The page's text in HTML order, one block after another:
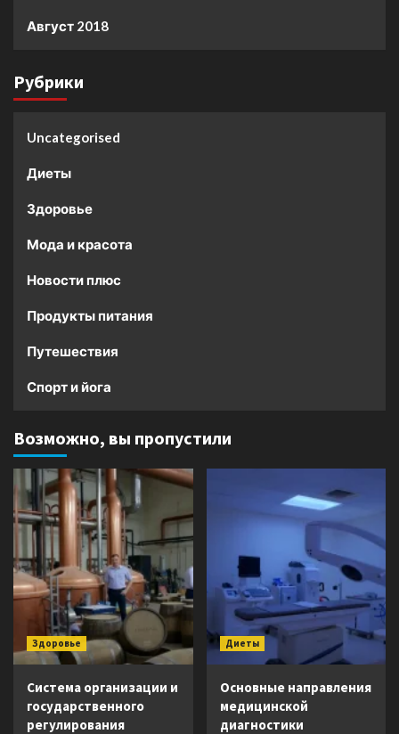
Август 2018
Рубрики
Uncategorised
Диеты
Здоровье
Мода и красота
Новости плюс
Продукты питания
Путешествия
Спорт и йога
Возможно, вы пропустили
Здоровье
Система организации и
государственного
регулирования
Диеты
Основные направления
медицинской
диагностики